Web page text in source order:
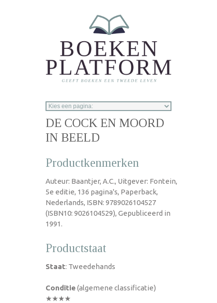
DE COCK EN MOORD
IN BEELD
Productkenmerken
Auteur: Baantjer, A.C., Uitgever: Fontein,
5e editie, 136 pagina's, Paperback,
Nederlands, ISBN: 9789026104527
(ISBN10: 9026104529), Gepubliceerd in
1991.
Productstaat
Staat: Tweedehands
Conditie(algemene classificatie)
★★★★